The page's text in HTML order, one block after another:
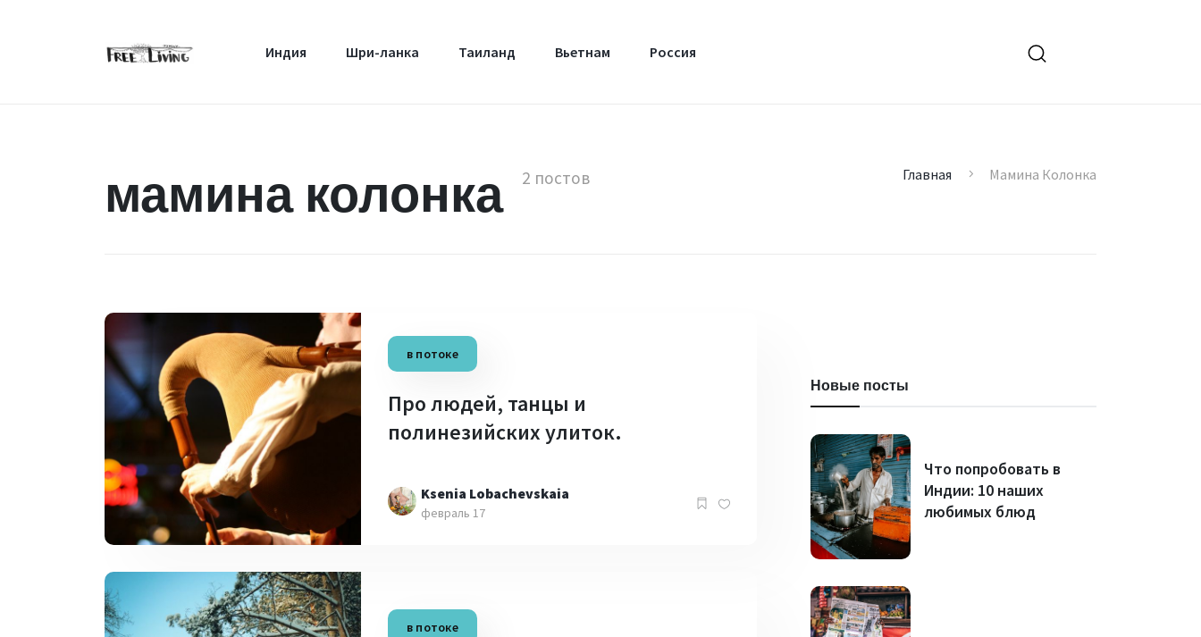
Индия Шри-ланка Таиланд Вьетнам Россия
мамина колонка 2 постов Главная Мамина Колонка
в потоке
Про людей, танцы и
полинезийских улиток.
Ksenia Lobachevskaia
февраль 17
в потоке
Новые посты
Что попробовать в
Индии: 10 наших
любимых блюд